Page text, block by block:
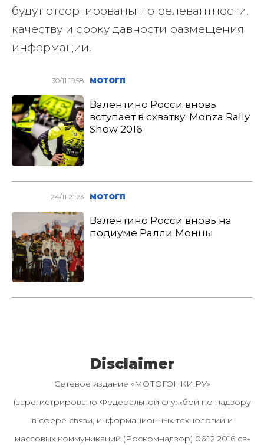
будут отсортированы по релевантности,
качеству и сроку давности размещения
информации.
30/11 19:58 МОТОГП
Валентино Росси вновь
вступает в схватку: Monza Rally
Show 2016
24/11 21:23 МОТОГП
Валентино Росси вновь на
подиуме Ралли Монцы
Disclaimer
Сетевое издание «МОТОГОНКИ.РУ»
(зарегистрировано Федеральной службой по надзору
в сфере связи, информационных технологий и
массовых коммуникаций (Роскомнадзор) 06.12.2016 св-